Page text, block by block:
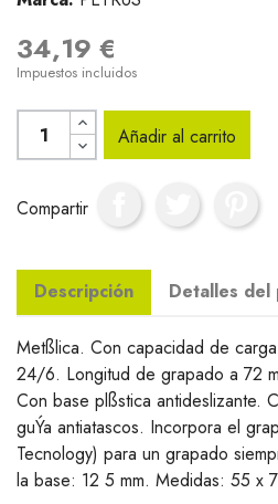
34,19 €
Impuestos incluidos
Añadir al carrito
Compartir
Descripción Detalles del
Metßlica. Con capacidad de
24/6. Longitud de grapado a 72
Con base plßstica antideslizante.
guÝa antiatascos. Incorpora el
Tecnology) para un grapado
la base: 12 5 mm. Medidas: 55 x